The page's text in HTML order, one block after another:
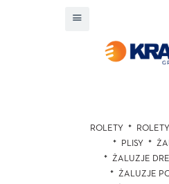
ROLETY
PLISY
ŻALUZJE
ŻALUZJE